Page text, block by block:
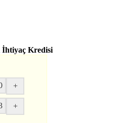
İhtiyaç Kredisi
+
+